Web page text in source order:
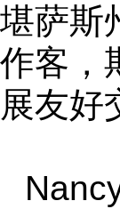
堪萨斯
作客，
展友好